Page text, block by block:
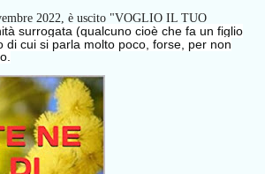
2022, è uscito "VOGLIO IL TUO
surrogata (qualcuno cioè che fa un figlio
di cui si parla molto poco, forse, per non